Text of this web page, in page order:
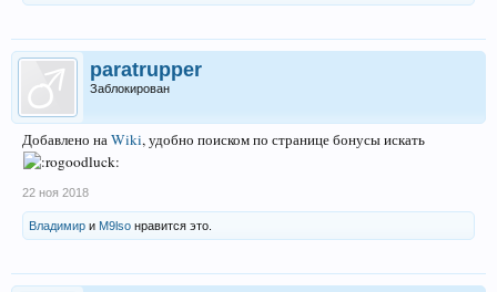
paratrupper
Заблокирован
Добавлено наWiki, удобно поиском по странице бонусы искать
22 ноя 2018
Владимир и M9lso нравится это.